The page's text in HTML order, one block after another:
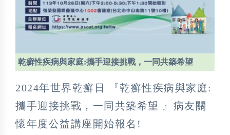
乾癬性疾病與家庭:攜手迎接挑戰，一同共築希望
2024年世界乾癬日 『乾癬性疾病與家庭:
攜手迎接挑戰，一同共築希望 』病友關
懷年度公益講座開始報名!